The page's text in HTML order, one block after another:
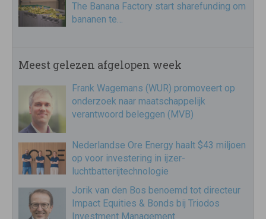
The Banana Factory start sharefunding om
bananen te…
Meest gelezen afgelopen week
Frank Wagemans (WUR) promoveert op
onderzoek naar maatschappelijk
verantwoord beleggen (MVB)
Nederlandse Ore Energy haalt $43 miljoen
op voor investering in ijzer-
luchtbatterijtechnologie
Jorik van den Bos benoemd tot directeur
Impact Equities & Bonds bij Triodos
Investment Management